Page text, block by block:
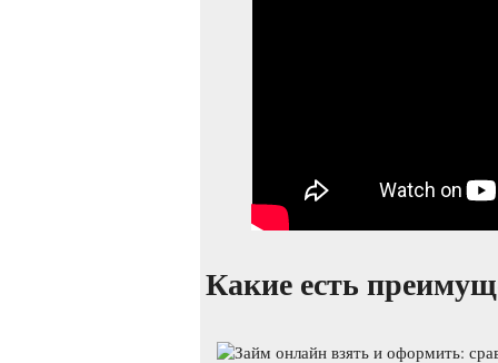
Какие есть